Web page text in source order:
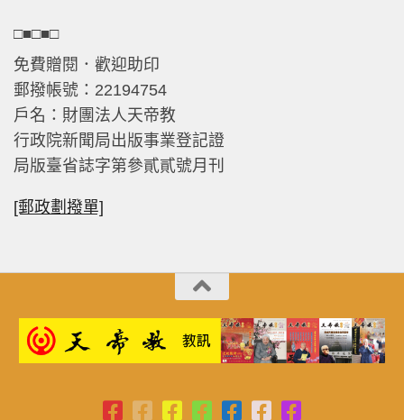
□■□■□
免費贈閱．歡迎助印
郵撥帳號：22194754
戶名：財團法人天帝教
行政院新聞局出版事業登記證
局版臺省誌字第參貳貳號月刊
[郵政劃撥單]